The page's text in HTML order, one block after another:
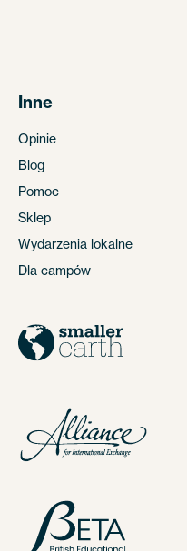
Inne
Opinie
Blog
Pomoc
Sklep
Wydarzenia lokalne
Dla campów